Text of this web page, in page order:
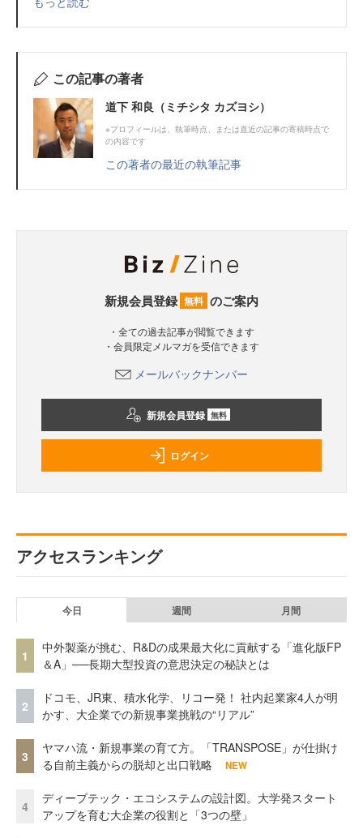
この記事の著者
道下 和良（ミチシタ カズヨシ）
※プロフィールは、執筆時点、または直近の記事の寄稿時点で
の内容です
この著者の最近の執筆記事
新規会員登録 無料 のご案内
・全ての過去記事が閲覧できます
・会員限定メルマガを受信できます
メールバックナンバー
新規会員登録 無料
ログイン
アクセスランキング
今日 週間 月間
1
中外製薬が挑む、R&Dの成果最大化に貢献する「進化版FP
＆A」──長期大型投資の意思決定の秘訣とは
2
ドコモ、JR東、積水化学、リコー発！ 社内起業家4人が明
かす、大企業での新規事業挑戦の“リアル”
3
ヤマハ流・新規事業の育て方。「TRANSPOSE」が仕掛け
る自前主義からの脱却と出口戦略
NEW
4
ディープテック・エコシステムの設計図。大学発スタート
アップを育む大企業の役割と「3つの壁」